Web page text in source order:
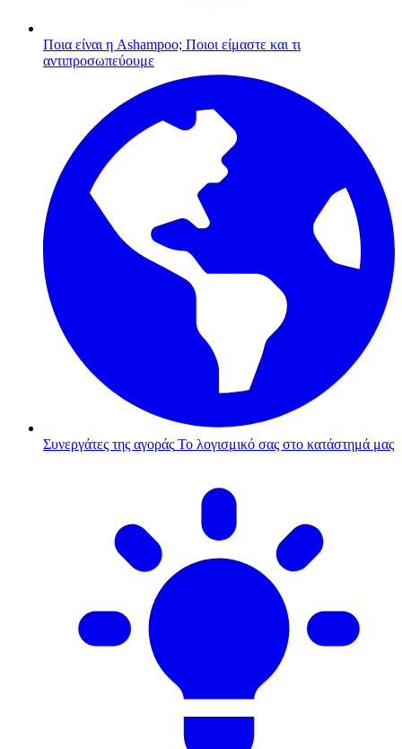
Ποια είναι η Ashampoo; Ποιοι είμαστε και τι
αντιπροσωπεύουμε
Συνεργάτες της αγοράς Το λογισμικό σας στο κατάστημά μας